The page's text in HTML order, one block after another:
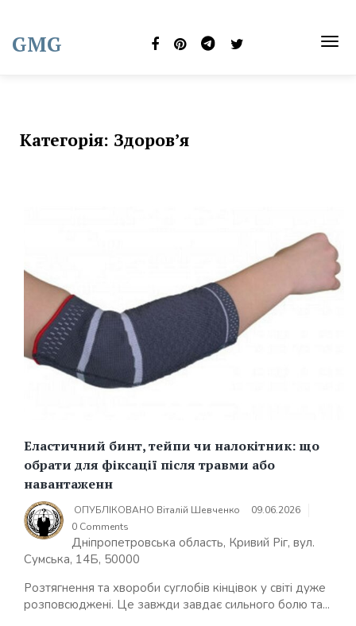
content
GMG
Категорія: Здоров’я
Еластичний бинт, тейпи чи налокітник: що
обрати для фіксації після травми або
навантаженн
ОПУБЛІКОВАНО Віталій Шевченко
09.06.2026
0 Comments
Дніпропетровська область, Кривий Ріг, вул.
Сумська, 14Б, 50000
Розтягнення та хвороби суглобів кінцівок у світі дуже
розповсюджені. Це завжди завдає сильного болю та...